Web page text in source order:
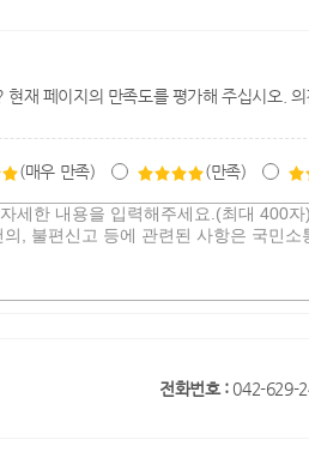
재 페이지의 만족도를 평가해 주십시오.
(매우 만족) (만족)
전화번호 : 042-629-